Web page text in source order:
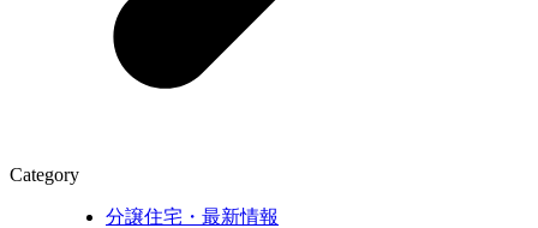
Category
分譲住宅・最新情報